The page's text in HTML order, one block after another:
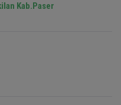
Kab.Paser